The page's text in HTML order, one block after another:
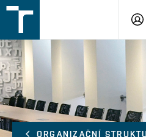
v
Brně
ORGANIZAČNÍ